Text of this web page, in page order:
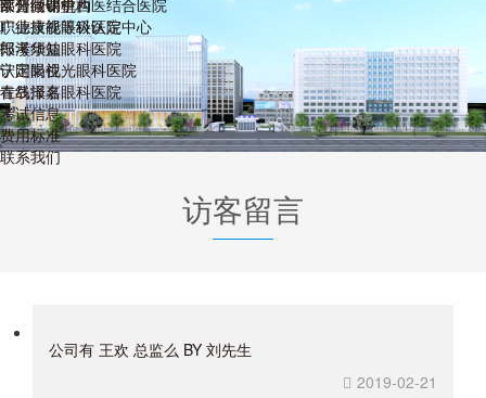
莱州同明中西医结合医院
广德康视眼科医院
郎溪华益眼科医院
宁国眼视光眼科医院
青岛泽嘉眼科医院
欧普微课堂
职业技能等级认定中心
报考须知
认定岗位
在线报名
考试信息
费用标准
联系我们
部分经销机构
访客留言
公司有 王欢 总监么 BY 刘先生
2019-02-21